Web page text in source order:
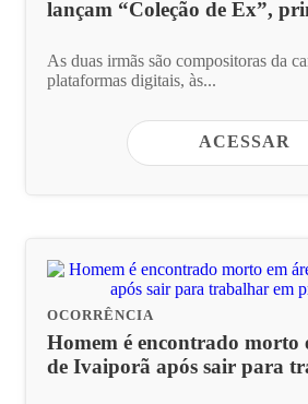
lançam “Coleção de Ex”,
As duas irmãs são compositoras da
plataformas digitais, às...
ACESSAR
OCORRÊNCIA
Homem é encontrado morto
de Ivaiporã após sair para